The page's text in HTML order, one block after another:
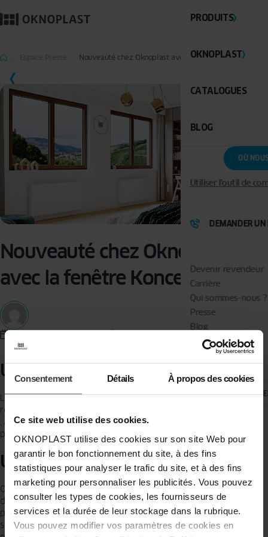
Consentement Détails À propos des cookies
Ce site web utilise des cookies.
OKNOPLAST utilise des cookies sur son site Web pour
garantir le bon fonctionnement du site, à des fins
statistiques pour analyser le trafic du site, et à des fins
marketing pour personnaliser les publicités. Vous pouvez
consulter les types de cookies, les fournisseurs de
services et la durée de leur stockage dans la rubrique.
Vous pouvez modifier vos paramètres de cookies en
PRODUITS
OKNOPLAST
CATALOGUES
BLOG
OÙ
Utiliser l'outil de
DEMANDER UN
Devenir revendeur
Carrière
Qui sommes-nous ?
Presse
Blog
Médias sociaux
Nouveauté chez Oknoplast avec la fenêtre Koncept 2.0
Nouveauté chez Oknoplast
avec la fenêtre Koncept 2.0
Un maximum de lumière
La nouvelle fenêtre Koncept 2.0 est dotée d’un battement central
réduit de 112mm et offre un très appréciable clair de vitrage (+30%)
; atout très agréable pour profiter de plus de lumière dans chaque
pièces de la maison.
Un maximum de confort
On connaissait les fenêtres avec oscillo-battant qui permettaient
d’aérer les intérieurs. La fenêtre Koncept 2.0 offre aujourd’hui la
possibilité d’aérer ses pièces tout en conservant un maximum de
sécurité grâce à l’aération partielle. Cette position est le parfait